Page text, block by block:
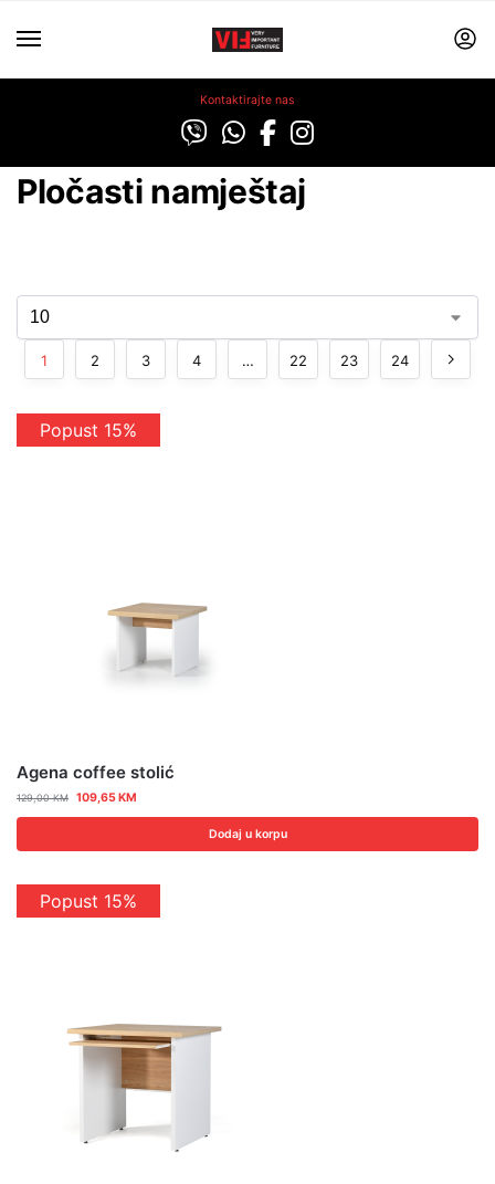
Kontaktirajte nas
Pločasti namještaj
1 2 3 4 … 22 23 24
Popust 15%
Agena coffee stolić
129,00KM 109,65KM
Dodaj u korpu
Popust 15%